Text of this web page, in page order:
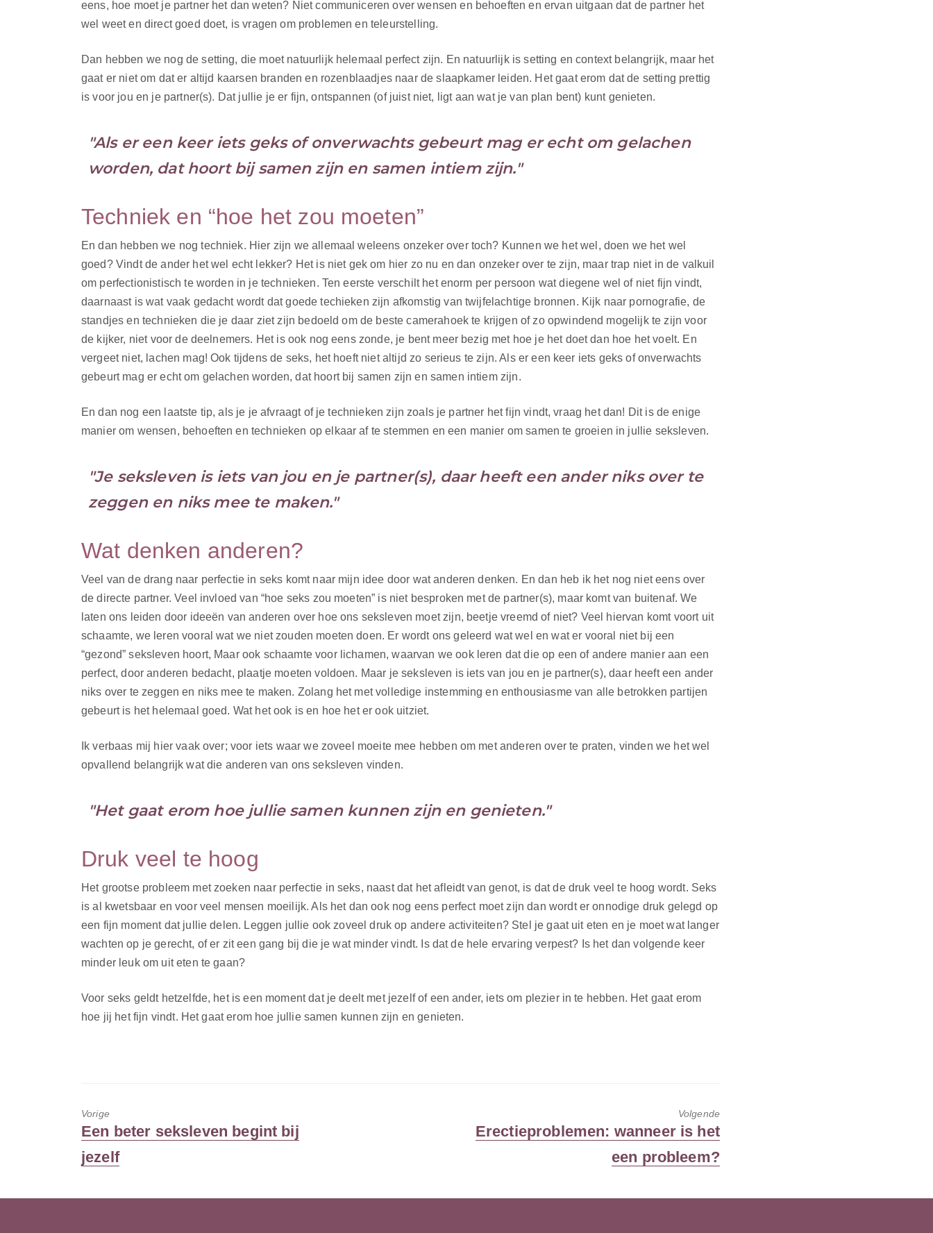
eens, hoe moet je partner het dan weten? Niet communiceren over wensen en behoeften en ervan uitgaan dat de partner het
wel weet en direct goed doet, is vragen om problemen en teleurstelling.
Dan hebben we nog de setting, die moet natuurlijk helemaal perfect zijn. En natuurlijk is setting en context belangrijk, maar het
gaat er niet om dat er altijd kaarsen branden en rozenblaadjes naar de slaapkamer leiden. Het gaat erom dat de setting prettig
is voor jou en je partner(s). Dat jullie je er fijn, ontspannen (of juist niet, ligt aan wat je van plan bent) kunt genieten.
"Als er een keer iets geks of onverwachts gebeurt mag er echt om gelachen
worden, dat hoort bij samen zijn en samen intiem zijn."
Techniek en “hoe het zou moeten”
En dan hebben we nog techniek. Hier zijn we allemaal weleens onzeker over toch? Kunnen we het wel, doen we het wel
goed? Vindt de ander het wel echt lekker? Het is niet gek om hier zo nu en dan onzeker over te zijn, maar trap niet in de valkuil
om perfectionistisch te worden in je technieken. Ten eerste verschilt het enorm per persoon wat diegene wel of niet fijn vindt,
daarnaast is wat vaak gedacht wordt dat goede techieken zijn afkomstig van twijfelachtige bronnen. Kijk naar pornografie, de
standjes en technieken die je daar ziet zijn bedoeld om de beste camerahoek te krijgen of zo opwindend mogelijk te zijn voor
de kijker, niet voor de deelnemers. Het is ook nog eens zonde, je bent meer bezig met hoe je het doet dan hoe het voelt. En
vergeet niet, lachen mag! Ook tijdens de seks, het hoeft niet altijd zo serieus te zijn. Als er een keer iets geks of onverwachts
gebeurt mag er echt om gelachen worden, dat hoort bij samen zijn en samen intiem zijn.
En dan nog een laatste tip, als je je afvraagt of je technieken zijn zoals je partner het fijn vindt, vraag het dan! Dit is de enige
manier om wensen, behoeften en technieken op elkaar af te stemmen en een manier om samen te groeien in jullie seksleven.
"Je seksleven is iets van jou en je partner(s), daar heeft een ander niks over te
zeggen en niks mee te maken."
Wat denken anderen?
Veel van de drang naar perfectie in seks komt naar mijn idee door wat anderen denken. En dan heb ik het nog niet eens over
de directe partner. Veel invloed van “hoe seks zou moeten” is niet besproken met de partner(s), maar komt van buitenaf. We
laten ons leiden door ideeën van anderen over hoe ons seksleven moet zijn, beetje vreemd of niet? Veel hiervan komt voort uit
schaamte, we leren vooral wat we niet zouden moeten doen. Er wordt ons geleerd wat wel en wat er vooral niet bij een
“gezond” seksleven hoort, Maar ook schaamte voor lichamen, waarvan we ook leren dat die op een of andere manier aan een
perfect, door anderen bedacht, plaatje moeten voldoen. Maar je seksleven is iets van jou en je partner(s), daar heeft een ander
niks over te zeggen en niks mee te maken. Zolang het met volledige instemming en enthousiasme van alle betrokken partijen
gebeurt is het helemaal goed. Wat het ook is en hoe het er ook uitziet.
Ik verbaas mij hier vaak over; voor iets waar we zoveel moeite mee hebben om met anderen over te praten, vinden we het wel
opvallend belangrijk wat die anderen van ons seksleven vinden.
"Het gaat erom hoe jullie samen kunnen zijn en genieten."
Druk veel te hoog
Het grootse probleem met zoeken naar perfectie in seks, naast dat het afleidt van genot, is dat de druk veel te hoog wordt. Seks
is al kwetsbaar en voor veel mensen moeilijk. Als het dan ook nog eens perfect moet zijn dan wordt er onnodige druk gelegd op
een fijn moment dat jullie delen. Leggen jullie ook zoveel druk op andere activiteiten? Stel je gaat uit eten en je moet wat langer
wachten op je gerecht, of er zit een gang bij die je wat minder vindt. Is dat de hele ervaring verpest? Is het dan volgende keer
minder leuk om uit eten te gaan?
Voor seks geldt hetzelfde, het is een moment dat je deelt met jezelf of een ander, iets om plezier in te hebben. Het gaat erom
hoe jij het fijn vindt. Het gaat erom hoe jullie samen kunnen zijn en genieten.
Vorige
Vorig
Een beter seksleven begint bij
jezelf
Volgende
Volgend
Erectieproblemen: wanneer is het
een probleem?